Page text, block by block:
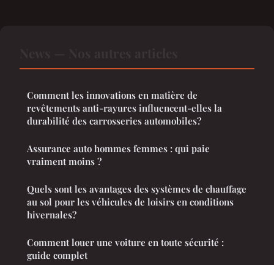
Comment les innovations en matière de
revêtements anti-rayures influencent-elles la
durabilité des carrosseries automobiles?
Assurance auto hommes femmes : qui paie
vraiment moins ?
Quels sont les avantages des systèmes de chauffage
au sol pour les véhicules de loisirs en conditions
hivernales?
Comment louer une voiture en toute sécurité :
guide complet